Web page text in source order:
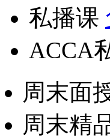
私播课
ACCA
周末面
周末精